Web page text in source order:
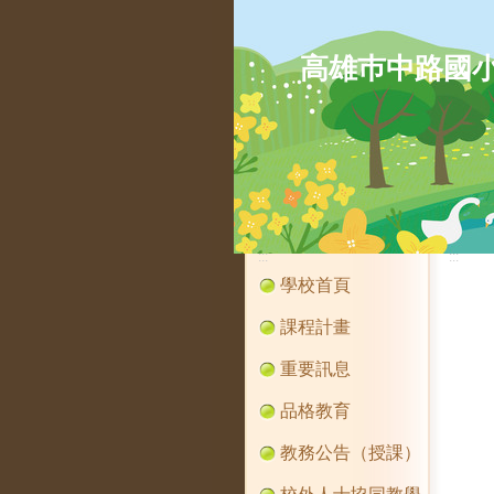
高雄巿中路國
:::
學校首頁
課程計畫
重要訊息
品格教育
教務公告（授課）
:::